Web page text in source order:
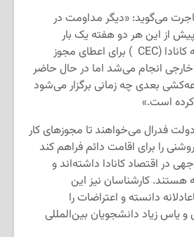
می‌گوید: «دیگر مداومت در
پیش از این هر دو هفته یک بار
قرعه‌کشی کلاس تجربه کانادا (CEC ) برای اعطای مجوز
انجام می‌شد اما در حال حاضر
بعدی چه زمانی برگزار می‌شود
است.»
فدرال می‌خواهند تا مجوزهای کار
را برای اقامت دائم فراهم کند
در اقتصاد کانادا داشته‌اند و
هستند. کارشناسان نیز این
دانسته و اعتراضات را
یاس زیاد دانشجویان بین‌المللی